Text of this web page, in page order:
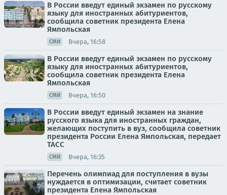
В России введут единый экзамен по русскому
языку для иностранных абитуриентов,
сообщила советник президента Елена
Ямпольская
СМИ Вчера, 16:58
В России введут единый экзамен по русскому
языку для иностранных абитуриентов,
сообщила советник президента Елена
Ямпольская
СМИ Вчера, 16:50
В России введут единый экзамен на знание
русского языка для иностранных граждан,
желающих поступить в вуз, сообщила советник
президента России Елена Ямпольская, передает
ТАСС
СМИ Вчера, 16:35
Перечень олимпиад для поступления в вузы
нуждается в оптимизации, считает советник
президента Елена Ямпольская